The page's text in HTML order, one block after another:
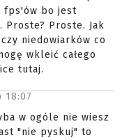
fps'ów bo jest
Proste? Proste. Jak
niedowiarków co
wkleić całego
tutaj.
18:07
w ogóle nie wiesz
"nie pyskuj" to